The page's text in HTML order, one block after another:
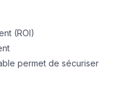
(ROI)
permet de sécuriser